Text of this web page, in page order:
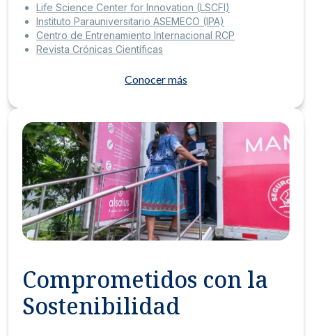
Life Science Center for Innovation (LSCFI)
Instituto Parauniversitario ASEMECO (IPA)
Centro de Entrenamiento Internacional RCP
Revista Crónicas Científicas
Conocer más
Comprometidos con la
Sostenibilidad